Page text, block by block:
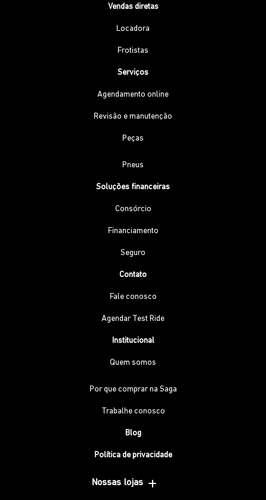
Vendas diretas
Locadora
Frotistas
Serviços
Agendamento online
Revisão e manutenção
Peças
Pneus
Soluções financeiras
Consórcio
Financiamento
Seguro
Contato
Fale conosco
Agendar Test Ride
Institucional
Quem somos
Por que comprar na Saga
Trabalhe conosco
Blog
Política de privacidade
Nossas lojas